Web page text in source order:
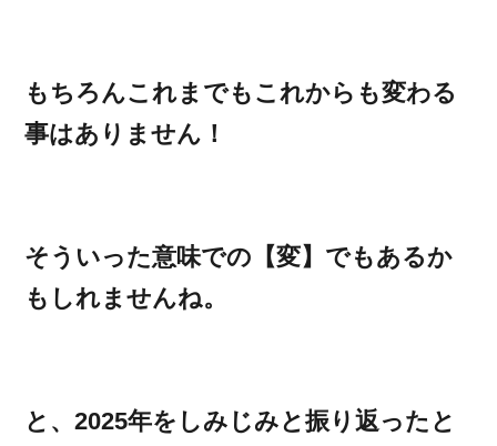
もちろんこれまでもこれからも変わる
事はありません！
そういった意味での【変】でもあるか
もしれませんね。
と、2025年をしみじみと振り返ったと